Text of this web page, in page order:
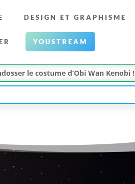
DESIGN ET GRAPHISME
YOUSTREAM
le costume d’Obi Wan Kenobi !